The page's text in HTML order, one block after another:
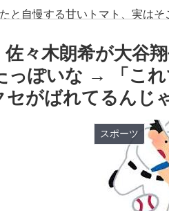
と自慢する甘いトマト、実は
有力紙も大韓サッカー協会前
まう‥」
病院で手術中に熊本地震が発
て気高いんだ！」 英高級紙も
すれを抜けて飛行場へ、車輪
佐々木朗希が大谷
っぽいな → 「こ
がばれてるんじ
スポーツ